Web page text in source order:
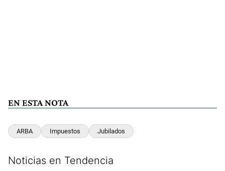
EN ESTA NOTA
ARBA Impuestos Jubilados
Noticias en Tendencia